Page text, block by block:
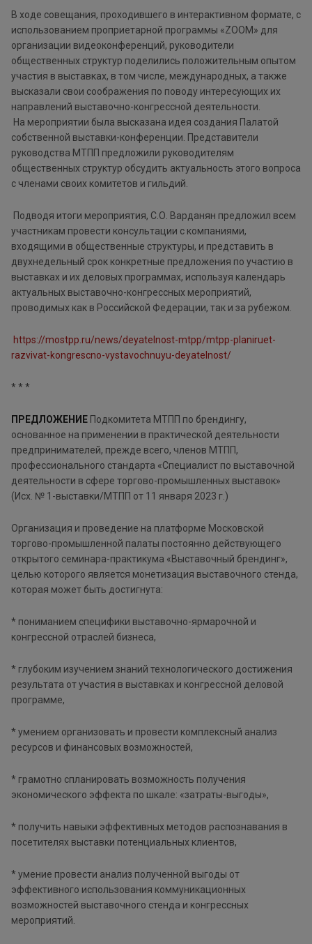
В ходе совещания, проходившего в интерактивном формате, с
использованием проприетарной программы «ZOOM» для
организации видеоконференций, руководители
общественных структур поделились положительным опытом
участия в выставках, в том числе, международных, а также
высказали свои соображения по поводу интересующих их
направлений выставочно-конгрессной деятельности.
На мероприятии была высказана идея создания Палатой
собственной выставки-конференции. Представители
руководства МТПП предложили руководителям
общественных структур обсудить актуальность этого вопроса
с членами своих комитетов и гильдий.
Подводя итоги мероприятия, С.О. Варданян предложил всем
участникам провести консультации с компаниями,
входящими в общественные структуры, и представить в
двухнедельный срок конкретные предложения по участию в
выставках и их деловых программах, используя календарь
актуальных выставочно-конгрессных мероприятий,
проводимых как в Российской Федерации, так и за рубежом.
https://mostpp.ru/news/deyatelnost-mtpp/mtpp-planiruet-
razvivat-kongrescno-vystavochnuyu-deyatelnost/
* * *
ПРЕДЛОЖЕНИЕ Подкомитета МТПП по брендингу,
основанное на применении в практической деятельности
предпринимателей, прежде всего, членов МТПП,
профессионального стандарта «Специалист по выставочной
деятельности в сфере торгово-промышленных выставок»
(Исх. № 1-выставки/МТПП от 11 января 2023 г.)
Организация и проведение на платформе Московской
торгово-промышленной палаты постоянно действующего
открытого семинара-практикума «Выставочный брендинг»,
целью которого является монетизация выставочного стенда,
которая может быть достигнута:
* пониманием специфики выставочно-ярмарочной и
конгрессной отраслей бизнеса,
* глубоким изучением знаний технологического достижения
результата от участия в выставках и конгрессной деловой
программе,
* умением организовать и провести комплексный анализ
ресурсов и финансовых возможностей,
* грамотно спланировать возможность получения
экономического эффекта по шкале: «затраты-выгоды»,
* получить навыки эффективных методов распознавания в
посетителях выставки потенциальных клиентов,
* умение провести анализ полученной выгоды от
эффективного использования коммуникационных
возможностей выставочного стенда и конгрессных
мероприятий.